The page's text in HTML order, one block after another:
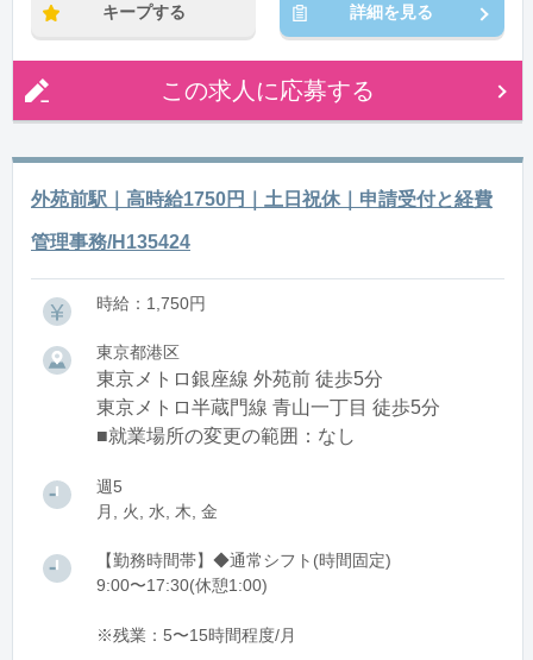
キープする 詳細を見る
この求人に応募する
外苑前駅｜高時給1750円｜土日祝休｜申請受付と経費
管理事務/H135424
時給：1,750円
東京都港区
東京メトロ銀座線 外苑前 徒歩5分
東京メトロ半蔵門線 青山一丁目 徒歩5分
■就業場所の変更の範囲：なし
週5
月, 火, 水, 木, 金
【勤務時間帯】◆通常シフト(時間固定)
9:00〜17:30(休憩1:00)
※残業：5〜15時間程度/月